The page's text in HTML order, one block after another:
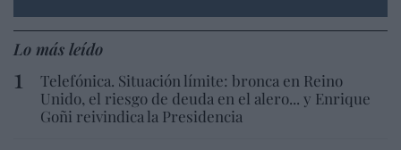
Lo más leído
Telefónica. Situación límite: bronca en Reino
Unido, el riesgo de deuda en el alero... y Enrique
Goñi reivindica la Presidencia